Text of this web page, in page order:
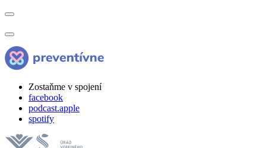
Zostaňme v spojení
facebook
podcast.apple
spotify